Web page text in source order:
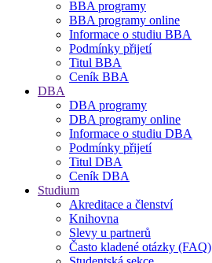
BBA programy
BBA programy online
Informace o studiu BBA
Podmínky přijetí
Titul BBA
Ceník BBA
DBA
DBA programy
DBA programy online
Informace o studiu DBA
Podmínky přijetí
Titul DBA
Ceník DBA
Studium
Akreditace a členství
Knihovna
Slevy u partnerů
Často kladené otázky (FAQ)